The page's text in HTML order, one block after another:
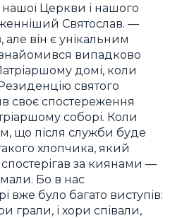
Церкви і нашого
Святослав. —
але він є унікальним
випадково
домі, коли
святого
своє спостереження
соборі. Коли
що після служби буде
хлопчика, який
за киянами —
Бо в нас
вже було багато виступів:
грали, і хори співали,